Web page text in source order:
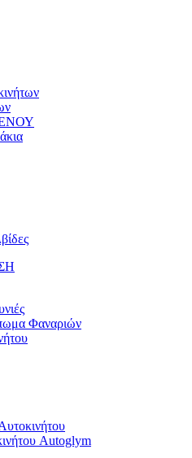
Φαναριών
Autoglym